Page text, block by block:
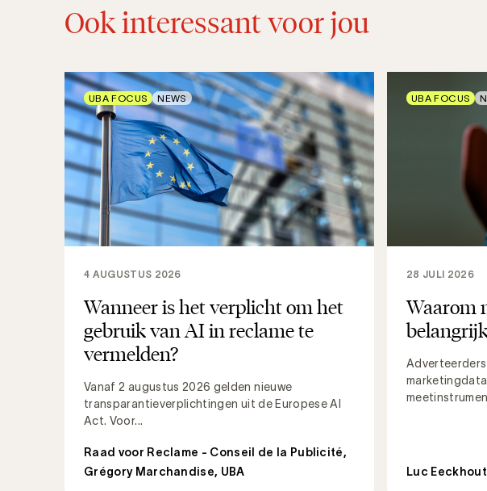
Ook interessant voor jou
Wanneer is het verplicht om het
gebruik van AI in reclame te
vermelden?
Vanaf 2 augustus 2026 gelden nieuwe
transparantieverplichtingen uit de Europese AI
Act. Voor...
4 AUGUSTUS 2026
Raad voor Reclame - Conseil de la Publicité,
Grégory Marchandise, UBA
UBA FOCUS NEWS
Waarom
28 JULI 2026
Luc
UBA FOCUS